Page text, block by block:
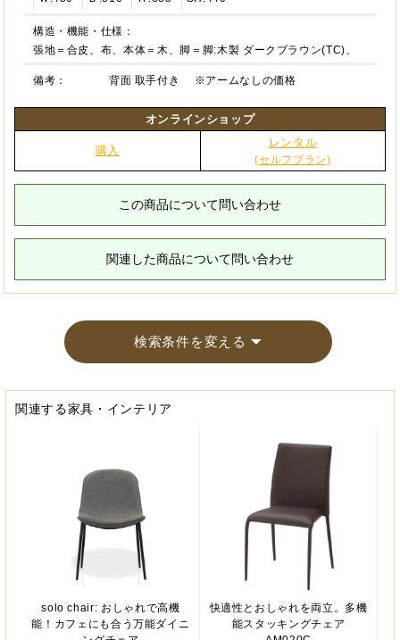
構造・機能・仕様：
張地＝合皮、布、本体＝木、脚＝脚:木製 ダークブラウン(TC)、
備考： 背面 取手付き ※アームなしの価格
オンラインショップ
購入
レンタル
(セルフプラン)
この商品について問い合わせ
関連した商品について問い合わせ
検索条件を変える
関連する家具・インテリア
solo chair: おしゃれで高機
能！カフェにも合う万能ダイニ
快適性とおしゃれを両立。多機
能スタッキングチェア